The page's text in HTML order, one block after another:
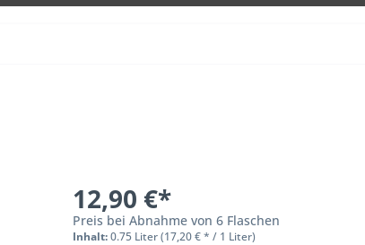
12,90 €*
Preis bei Abnahme von 6 Flaschen
Inhalt:0.75 Liter (17,20 € * / 1 Liter)